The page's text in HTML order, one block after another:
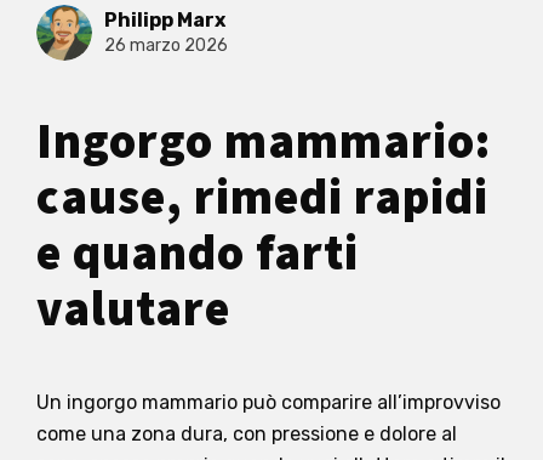
Philipp Marx
26 marzo 2026
Ingorgo mammario:
cause, rimedi rapidi
e quando farti
valutare
Un ingorgo mammario può comparire all’improvviso
come una zona dura, con pressione e dolore al